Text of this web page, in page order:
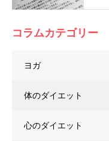
コラムカテゴリー
ヨガ
体のダイエット
心のダイエット